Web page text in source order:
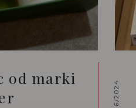
od marki
2/16/2024